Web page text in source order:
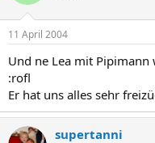
11 April 2004
Und ne Lea mit
:rofl
Er hat uns alles sehr
supertanni